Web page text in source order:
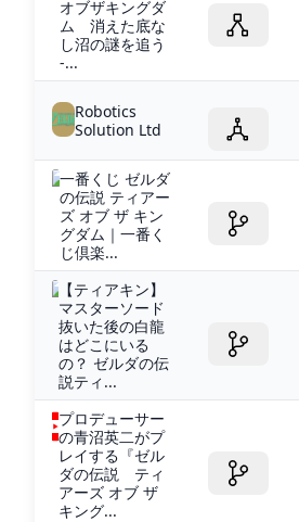
オブザキングダ
ム 消えた底な
し沼の謎を追う
-...
Robotics
Solution Ltd
一番くじ ゼルダ
の伝説 ティアー
ズ オブ ザ キン
グダム｜一番く
じ倶楽...
【ティアキン】
マスターソード
抜いた後の白龍
はどこにいる
の？ ゼルダの伝
説ティ...
プロデューサー
の青沼英二がプ
レイする『ゼル
ダの伝説 ティ
アーズ オブ ザ
キング...